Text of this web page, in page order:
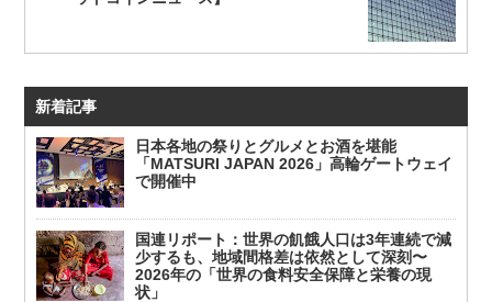
新着記事
日本各地の祭りとグルメとお酒を堪能
「MATSURI JAPAN 2026」高輪ゲートウェイ
で開催中
国連リポート：世界の飢餓人口は3年連続で減
少するも、地域間格差は依然として深刻〜
2026年の「世界の食料安全保障と栄養の現
状」